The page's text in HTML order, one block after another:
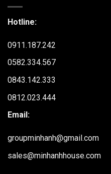
Hotline:
0911.187.242
0582.334.567
0843.142.333
0812.023.444
Email:
groupminhanh@gmail.com
sales@minhanhhouse.com